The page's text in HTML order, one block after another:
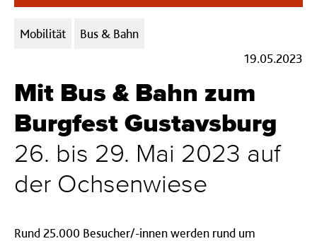
Kategorien:
Mobilität
Bus & Bahn
19.05.2023
Mit Bus & Bahn zum
Burgfest Gustavsburg
26. bis 29. Mai 2023 auf
der Ochsenwiese
Rund 25.000 Besucher/-innen werden rund um